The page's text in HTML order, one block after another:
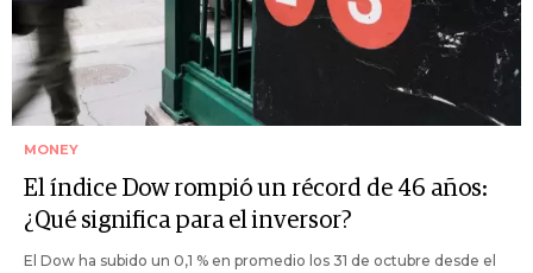
MONEY
El índice Dow rompió un récord de 46 años:
¿Qué significa para el inversor?
El Dow ha subido un 0,1 % en promedio los 31 de octubre desde el